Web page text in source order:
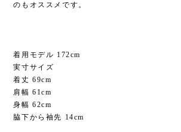
のもオススメです。
着用モデル 172cm
実寸サイズ
着丈 69cm
肩幅 61cm
身幅 62cm
脇下から袖先 14cm